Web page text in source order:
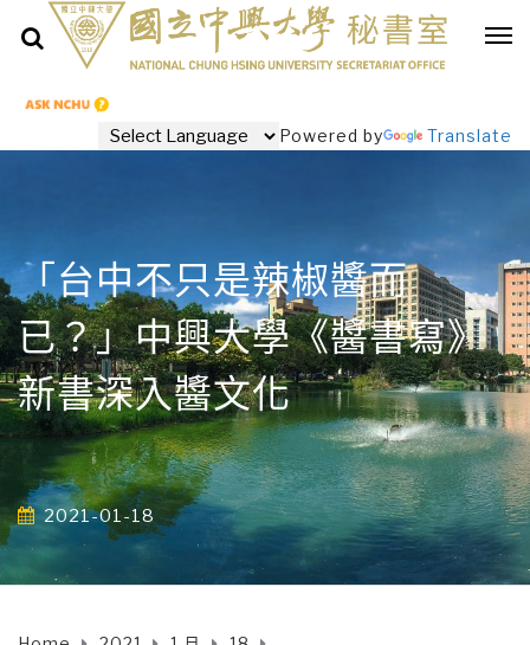
Powered by Translate
「台中不只是辣椒醬而
已？」中興大學《醬書寫》
新書深入醬文化
2021-01-18